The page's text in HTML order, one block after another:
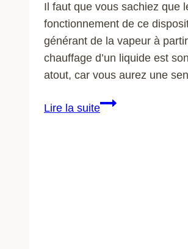
Il faut que vous sachiez que
fonctionnement de ce
générant de la vapeur à
chauffage d’un liquide est
atout, car vous aurez une
Lire la suiteCigarette